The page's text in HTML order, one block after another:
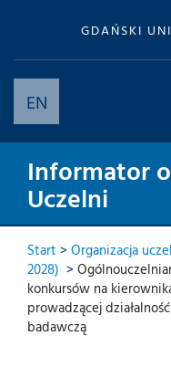
GDAŃSKI
EN
Informator
Uczelni
Start > Organizacja
2028) >
konkursów na
prowadzącej
badawczą